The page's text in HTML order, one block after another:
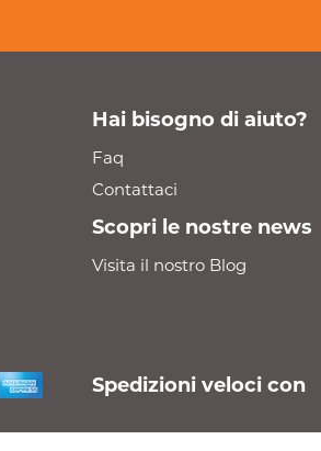
Hai bisogno di aiuto?
Faq
Contattaci
Scopri le nostre news
Visita il nostro Blog
Spedizioni veloci con